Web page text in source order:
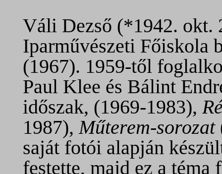
Váli Dezső (*1942. okt.
Iparművészeti Főiskola
(1967). 1959-től
Paul Klee és Bálint
időszak, (1969-1983),
1987),Műterem-sorozat
saját fotói alapján
festette, majd ez a téma